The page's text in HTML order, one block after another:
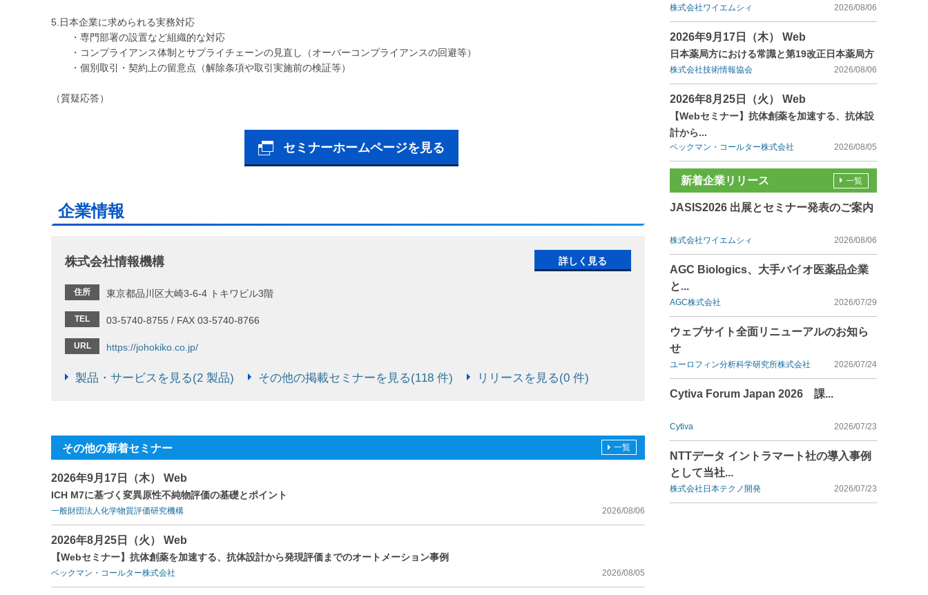
5.日本企業に求められる実務対応
・専門部署の設置など組織的な対応
・コンプライアンス体制とサプライチェーンの見直し（オーバーコンプライアンスの回避等）
・個別取引・契約上の留意点（解除条項や取引実施前の検証等）
（質疑応答）
セミナーホームページを見る
企業情報
株式会社情報機構
住所 東京都品川区大崎3-6-4 トキワビル3階
TEL 03-5740-8755 / FAX 03-5740-8766
URL https://johokiko.co.jp/
製品・サービスを見る(2 製品) その他の掲載セミナーを見る(118 件) リリースを見る(0 件)
詳しく見る
その他の新着セミナー
2026年9月17日（木） Web
ICH M7に基づく変異原性不純物評価の基礎とポイント
一般財団法人化学物質評価研究機構 2026/08/06
2026年8月25日（火） Web
【Webセミナー】抗体創薬を加速する、抗体設計から発現評価までのオートメーション事例
ベックマン・コールター株式会社 2026/08/05
一覧
株式会社ワイエムシィ 2026/08/06
2026年9月17日（木） Web
日本薬局方における常識と第19改正日本薬局方
株式会社技術情報協会 2026/08/06
2026年8月25日（火） Web
【Webセミナー】抗体創薬を加速する、抗体設
計から...
ベックマン・コールター株式会社 2026/08/05
新着企業リリース
JASIS2026 出展とセミナー発表のご案内
株式会社ワイエムシィ 2026/08/06
AGC Biologics、大手バイオ医薬品企業
と...
AGC株式会社 2026/07/29
ウェブサイト全面リニューアルのお知ら
せ
ユーロフィン分析科学研究所株式会社 2026/07/24
Cytiva Forum Japan 2026 課...
Cytiva 2026/07/23
NTTデータ イントラマート社の導入事例
として当社...
株式会社日本テクノ開発 2026/07/23
一覧